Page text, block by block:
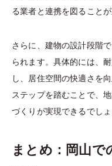
る業者と連携を図ることが
さらに、建物の設計段階
られます。具体的には、
し、居住空間の快適さを
ステップを踏むことで、
づくりが実現できるでしょ
まとめ：岡山で